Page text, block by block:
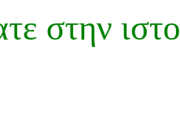
στην